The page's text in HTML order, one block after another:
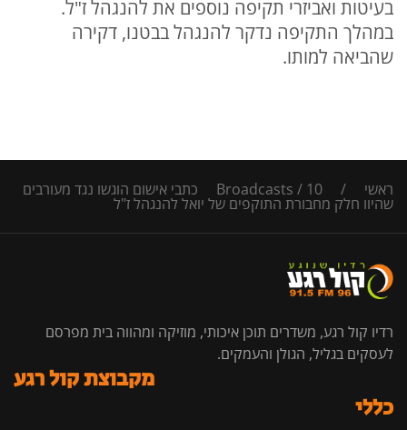
בעיטות ואביזרי תקיפה נוספים את להנגהל ז"ל.
במהלך התקיפה נדקר להנגהל בבטנו, דקירה
שהביאה למותו.
ראשי /
Broadcasts / 10 כתבי אישום הוגשו נגד מעורבים
שהיוו חלק מחבורת התוקפים של יואל להנגהל ז"ל
רדיו קול רגע, משדרים תוכן איכותי, מוזיקה ומהווה בית מפרסם
לעסקים בגליל, הגולן והעמקים.
כללי
מקבוצת קול רגע